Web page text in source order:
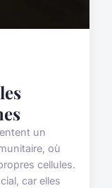
un
où
cellules.
car elles